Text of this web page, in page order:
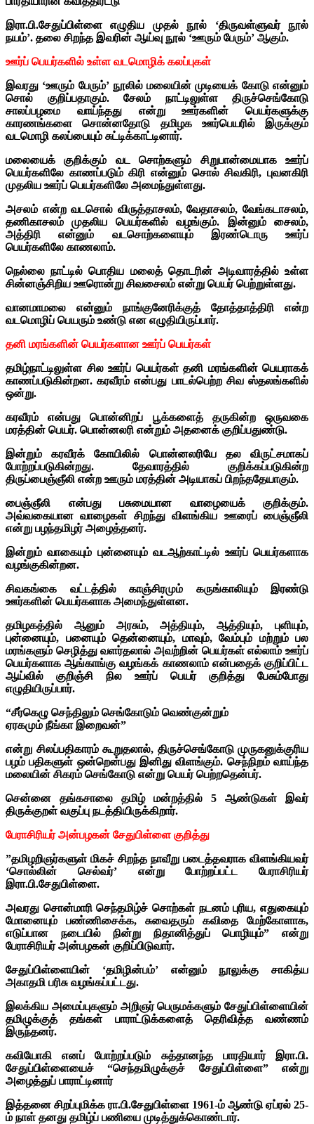
இரா.பி.சேதுப்பிள்ளை எழுதிய முதல் நூல் ‘திருவள்ளுவர் நூல்
நயம்’. தலை சிறந்த இவரின் ஆய்வு நூல் ‘ஊரும் பேரும்’ ஆகும்.
ஊர்ப் பெயர்களில் உள்ள வடமொழிக் கலப்புகள்
இவரது ‘ஊரும் பேரும்’ நூலில் மலையின் முடியைக் கோடு என்னும்
சொல் குறிப்பதாகும். சேலம் நாட்டிலுள்ள திருச்செங்கோடு
சாலப்பழமை வாய்ந்தது என்று ஊர்களின் பெயர்களுக்கு
காரணங்களை சொன்னதோடு தமிழக ஊர்பெயரில் இருக்கும்
வடமொழி கலப்பையும் சுட்டிக்காட்டினார்.
மலையைக் குறிக்கும் வட சொற்களும் சிறுபான்மையாக ஊர்ப்
பெயர்களிலே காணப்படும் கிரி என்னும் சொல் சிவகிரி, புவனகிரி
முதலிய ஊர்ப் பெயர்களிலே அமைந்துள்ளது.
அசலம் என்ற வடசொல் விருத்தாசலம், வேதாசலம், வேங்கடாசலம்,
தணிகாசலம் முதலிய பெயர்களில் வழங்கும். இன்னும் சைலம்,
அத்திரி என்னும் வடசொற்களையும் இரண்டொரு ஊர்ப்
பெயர்களிலே காணலாம்.
நெல்லை நாட்டில் பொதிய மலைத் தொடரின் அடிவாரத்தில் உள்ள
சின்னஞ்சிறிய ஊரொன்று சிவசைலம் என்று பெயர் பெற்றுள்ளது.
வானமாமலை என்னும் நாங்குனேரிக்குத் தோத்தாத்திரி என்ற
வடமொழிப் பெயரும் உண்டு என எழுதியிருப்பார்.
தனி மரங்களின் பெயர்களான ஊர்ப் பெயர்கள்
தமிழ்நாட்டிலுள்ள சில ஊர்ப் பெயர்கள் தனி மரங்களின் பெயராகக்
காணப்படுகின்றன. கரவீரம் என்பது பாடல்பெற்ற சிவ ஸ்தலங்களில்
ஒன்று.
கரவீரம் என்பது பொன்னிறப் பூக்களைத் தருகின்ற ஒருவகை
மரத்தின் பெயர். பொன்னலரி என்றும் அதனைக் குறிப்பதுண்டு.
இன்றும் கரவீரக் கோயிலில் பொன்னலரியே தல விருட்சமாகப்
போற்றப்படுகின்றது. தேவாரத்தில் குறிக்கப்படுகின்ற
திருப்பைஞ்ஞீலி என்ற ஊரும் மரத்தின் அடியாகப் பிறந்ததேயாகும்.
பைஞ்ஞீலி என்பது பசுமையான வாழையைக் குறிக்கும்.
அவ்வகையான வாழைகள் சிறந்து விளங்கிய ஊரைப் பைஞ்ஞீலி
என்று பழந்தமிழர் அழைத்தனர்.
இன்றும் வாகையும் புன்னையும் வடஆற்காட்டில் ஊர்ப் பெயர்களாக
வழங்குகின்றன.
சிவகங்கை வட்டத்தில் காஞ்சிரமும் கருங்காலியும் இரண்டு
ஊர்களின் பெயர்களாக அமைந்துள்ளன.
தமிழகத்தில் ஆனும் அரசும், அத்தியும், ஆத்தியும், புளியும்,
புன்னையும், பனையும் தென்னையும், மாவும், வேம்பும் மற்றும் பல
மரங்களும் செழித்து வளர்தலால் அவற்றின் பெயர்கள் எல்லாம் ஊர்ப்
பெயர்களாக ஆங்காங்கு வழங்கக் காணலாம் என்பதைக் குறிப்பிட்ட
ஆய்வில் குறிஞ்சி நில ஊர்ப் பெயர் குறித்து பேசும்போது
எழுதியிருப்பார்.
“சீர்கெழு செந்திலும் செங்கோடும் வெண்குன்றும்
ஏரகமும் நீங்கா இறைவன்”
என்று சிலப்பதிகாரம் கூறுதலால், திருச்செங்கோடு முருகனுக்குரிய
பழம் பதிகளுள் ஒன்றென்பது இனிது விளங்கும். செந்நிறம் வாய்ந்த
மலையின் சிகரம் செங்கோடு என்று பெயர் பெற்றதென்பர்.
சென்னை தங்கசாலை தமிழ் மன்றத்தில் 5 ஆண்டுகள் இவர்
திருக்குறள் வகுப்பு நடத்தியிருக்கிறார்.
பேராசிரியர் அன்பழகன் சேதுபிள்ளை குறித்து
”தமிழறிஞர்களுள் மிகச் சிறந்த நாவீறு படைத்தவராக விளங்கியவர்
‘சொல்லின் செல்வர்’ என்று போற்றப்பட்ட பேராசிரியர்
இரா.பி.சேதுபிள்ளை.
அவரது சொன்மாரி செந்தமிழ்ச் சொற்கள் நடனம் புரிய, எதுகையும்
மோனையும் பண்ணிசைக்க, சுவைதரும் கவிதை மேற்கோளாக,
எடுப்பான நடையில் நின்று நிதானித்துப் பொழியும்” என்று
பேராசிரியர் அன்பழகன் குறிப்பிடுவார்.
சேதுப்பிள்ளையின் ‘தமிழின்பம்’ என்னும் நூலுக்கு சாகித்ய
அகாதமி பரிசு வழங்கப்பட்டது.
இலக்கிய அமைப்புகளும் அறிஞர் பெருமக்களும் சேதுப்பிள்ளையின்
தமிழுக்குத் தங்கள் பாராட்டுக்களைத் தெரிவித்த வண்ணம்
இருந்தனர்.
கவியோகி எனப் போற்றப்படும் சுத்தானந்த பாரதியார் இரா.பி.
சேதுப்பிள்ளையைச் “செந்தமிழுக்குச் சேதுப்பிள்ளை” என்று
அழைத்துப் பாராட்டினார்
இத்தனை சிறப்புமிக்க ரா.பி.சேதுபிள்ளை 1961-ம் ஆண்டு ஏப்ரல் 25-
ம் நாள் தனது தமிழ்ப் பணியை முடித்துக்கொண்டார்.